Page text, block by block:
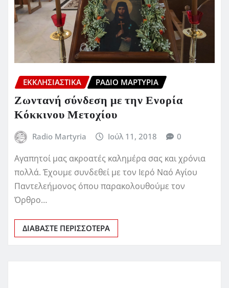
ΕΚΚΛΗΣΙΑΣΤΙΚΆ ΡΆΔΙΟ ΜΑΡΤΥΡΊΑ
Ζωντανή σύνδεση με την Ενορία
Κόκκινου Μετοχίου
Radio Martyria Ιούλ 11, 2018 0
Αγαπητοί μας ακροατές καλημέρα σας και χρόνια
πολλά. Έχουμε συνδεθεί με τον Ιερό Ναό Αγίου
Παντελεήμονος όπου παρακολουθούμε τον
Όρθρο…
ΔΙΑΒΆΣΤΕ ΠΕΡΙΣΣΌΤΕΡΑ